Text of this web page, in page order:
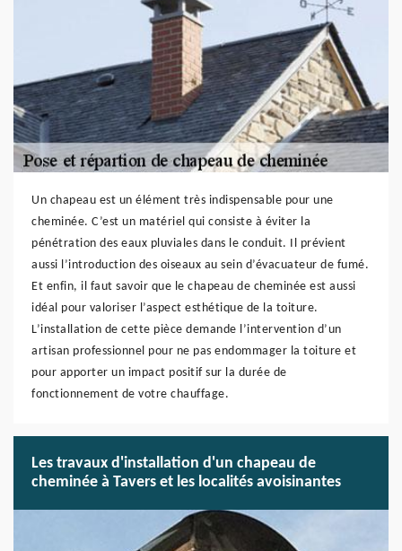
Un chapeau est un élément très indispensable pour une
cheminée. C’est un matériel qui consiste à éviter la
pénétration des eaux pluviales dans le conduit. Il prévient
aussi l’introduction des oiseaux au sein d’évacuateur de fumé.
Et enfin, il faut savoir que le chapeau de cheminée est aussi
idéal pour valoriser l’aspect esthétique de la toiture.
L’installation de cette pièce demande l’intervention d’un
artisan professionnel pour ne pas endommager la toiture et
pour apporter un impact positif sur la durée de
fonctionnement de votre chauffage.
Les travaux d'installation d'un chapeau de
cheminée à Tavers et les localités avoisinantes